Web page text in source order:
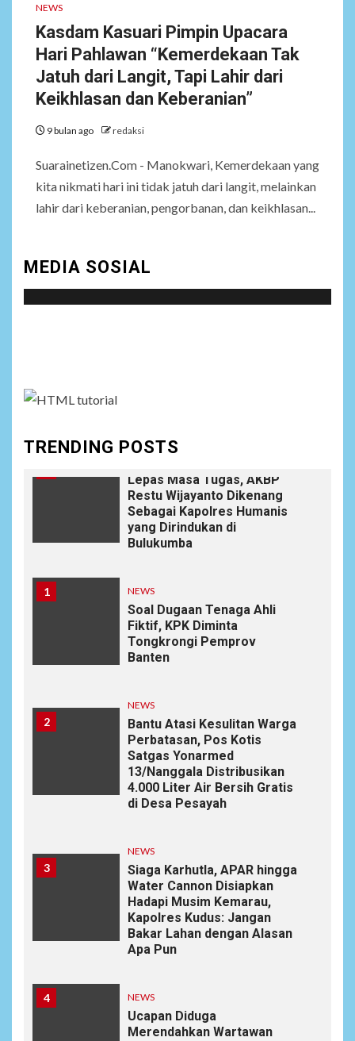
NEWS
Kasdam Kasuari Pimpin Upacara
Hari Pahlawan “Kemerdekaan Tak
Jatuh dari Langit, Tapi Lahir dari
Keikhlasan dan Keberanian”
9 bulan ago redaksi
Suarainetizen.Com - Manokwari, Kemerdekaan yang
kita nikmati hari ini tidak jatuh dari langit, melainkan
lahir dari keberanian, pengorbanan, dan keikhlasan...
MEDIA SOSIAL
TRENDING POSTS
7
NEWS
Wasekbid PB HMI:
Keberhasilan Koperasi
Merah Putih Jadi Kunci
Tegaknya Pasal 33 UUD
Prabowo
8
NEWS
Istri AKP Padlun Alfitri Minta
Perlindungan Hukum,
Satreskrim Polres Batu Bara
Lepas Masa Tugas, AKBP
Restu Wijayanto Dikenang
Sebagai Kapolres Humanis
yang Dirindukan di
Bulukumba
1 NEWS
Soal Dugaan Tenaga Ahli
Fiktif, KPK Diminta
Tongkrongi Pemprov
Banten
2
NEWS
Bantu Atasi Kesulitan Warga
Perbatasan, Pos Kotis
Satgas Yonarmed
13/Nanggala Distribusikan
4.000 Liter Air Bersih Gratis
di Desa Pesayah
3
NEWS
Siaga Karhutla, APAR hingga
Water Cannon Disiapkan
Hadapi Musim Kemarau,
Kapolres Kudus: Jangan
Bakar Lahan dengan Alasan
Apa Pun
4 NEWS
Ucapan Diduga
Merendahkan Wartawan